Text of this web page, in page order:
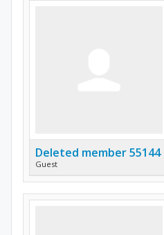
Deleted member 55144
Guest